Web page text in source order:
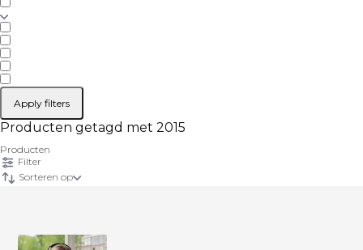
Apply filters
Producten getagd met 2015
Producten
Filter
Sorteren op